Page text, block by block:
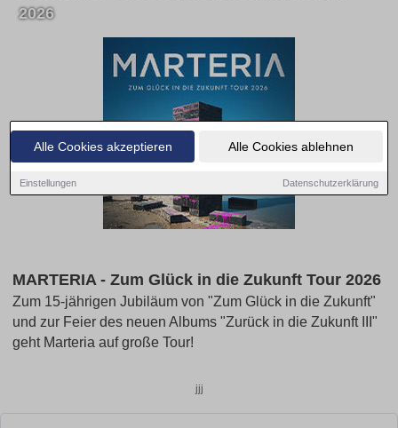
Alle Cookies akzeptieren Alle Cookies ablehnen
Einstellungen Datenschutzerklärung
2026
MARTERIA - Zum Glück in die Zukunft Tour 2026
Zum 15-jährigen Jubiläum von "Zum Glück in die Zukunft"
und zur Feier des neuen Albums "Zurück in die Zukunft III"
geht Marteria auf große Tour!
jjj